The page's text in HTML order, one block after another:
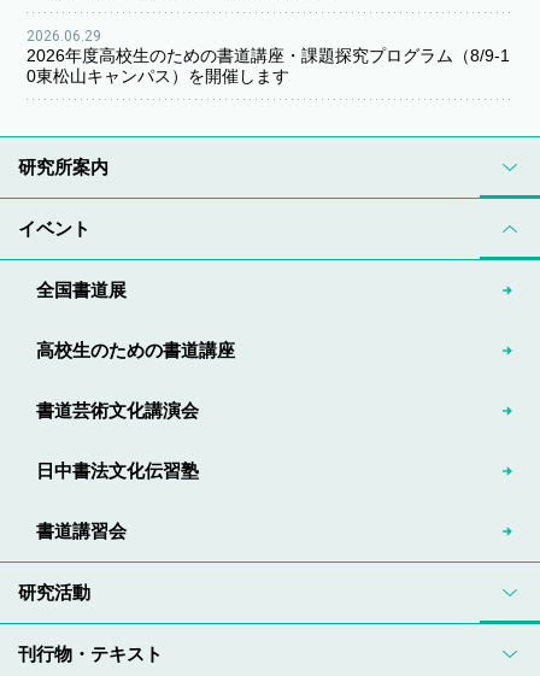
2026.06.29
2026年度高校生のための書道講座・課題探究プログラム（8/9-1
0東松山キャンパス）を開催します
研究所案内
イベント
全国書道展
高校生のための書道講座
書道芸術文化講演会
日中書法文化伝習塾
書道講習会
研究活動
刊行物・テキスト